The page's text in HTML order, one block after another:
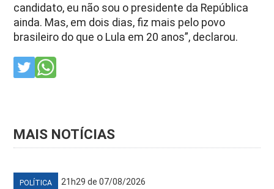
candidato, eu não sou o presidente da República
ainda. Mas, em dois dias, fiz mais pelo povo
brasileiro do que o Lula em 20 anos”, declarou.
MAIS NOTÍCIAS
POLÍTICA 21h29 de 07/08/2026